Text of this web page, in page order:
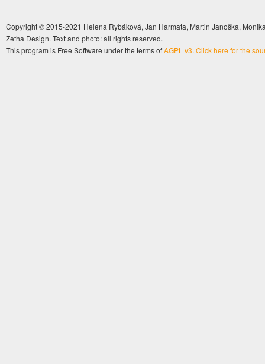
Copyright © 2015-2021 Helena Rybáková, Jan Harmata, Martin Janoška,
Zetha Design. Text and photo: all rights reserved.
This program is Free Software under the terms ofAGPL v3. Click here for the